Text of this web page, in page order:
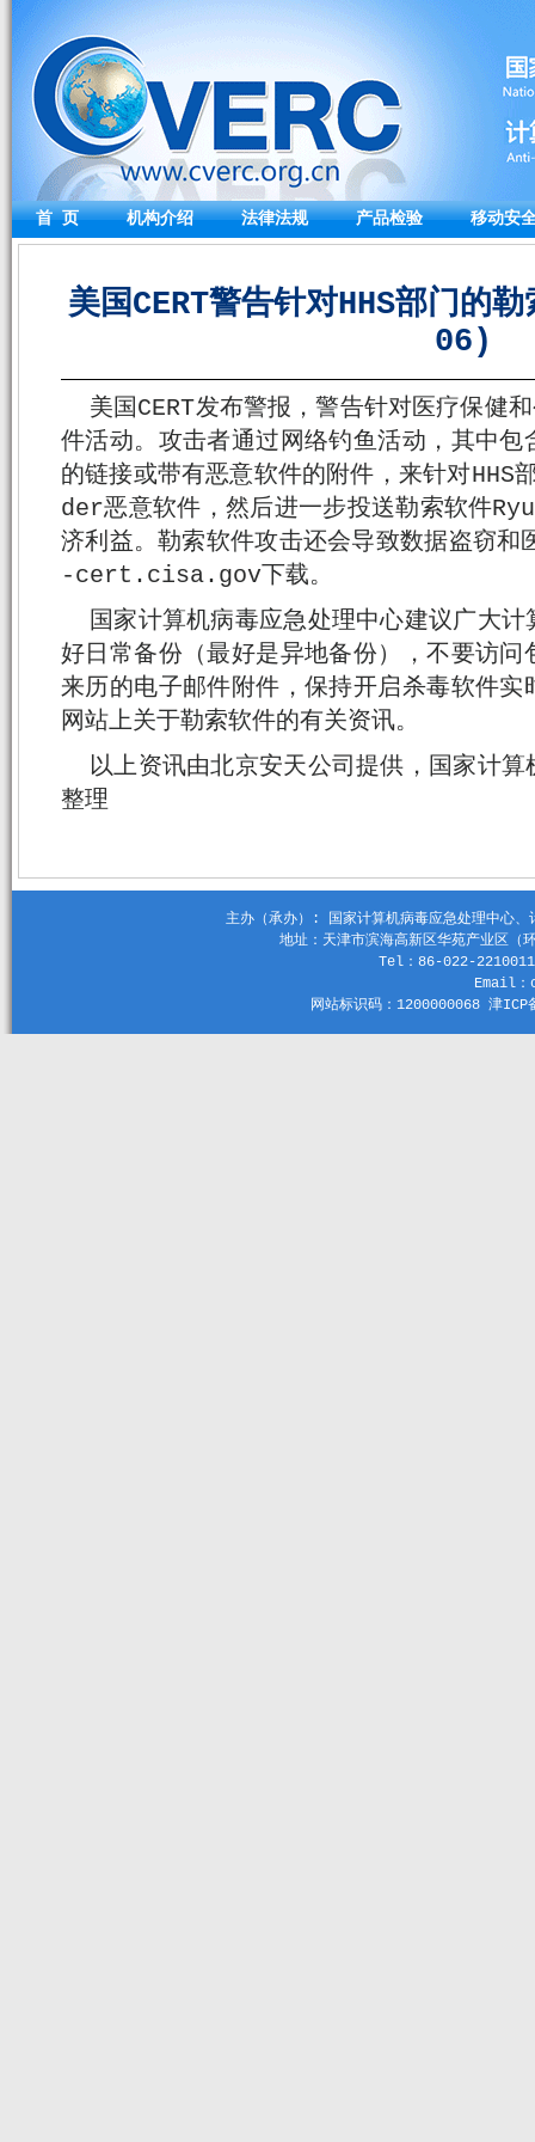
首 页 机构介绍 法律法规 产品检验 移动安
美国CERT警告针对HHS部门
06)
美国CERT发布警报，警告针对医疗保健
件活动。攻击者通过网络钓鱼活动，其中
的链接或带有恶意软件的附件，来针对
der恶意软件，然后进一步投送勒索软件
济利益。勒索软件攻击还会导致数据盗窃
-cert.cisa.gov下载。
国家计算机病毒应急处理中心建议广大
好日常备份（最好是异地备份），不要访
来历的电子邮件附件，保持开启杀毒软件
网站上关于勒索软件的有关资讯。
以上资讯由北京安天公司提供，国家计
整理
主办（承办）: 国家计算机病毒应急处理中心
地址：天津市滨海高新区华苑产业区
Tel：86-022-
Email
网站标识码：1200000068 津